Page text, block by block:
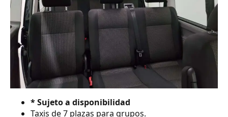
* Sujeto a disponibilidad
Taxis de 7 plazas para grupos.